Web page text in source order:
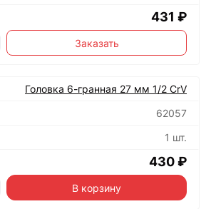
431 ₽
Заказать
Головка 6-гранная 27 мм 1/2 CrV
62057
1 шт.
430 ₽
В корзину